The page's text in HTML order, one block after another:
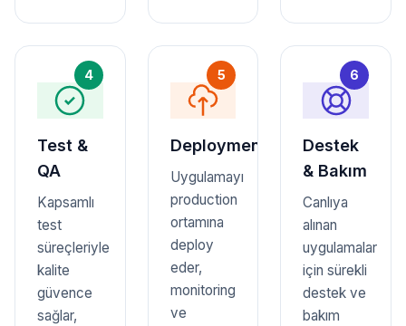
4
Test &
QA
Kapsamlı
test
süreçleriyle
kalite
güvence
sağlar,
5
Deployment
Uygulamayı
production
ortamına
deploy
eder,
monitoring
ve
6
Destek
& Bakım
Canlıya
alınan
uygulamalar
için sürekli
destek ve
bakım